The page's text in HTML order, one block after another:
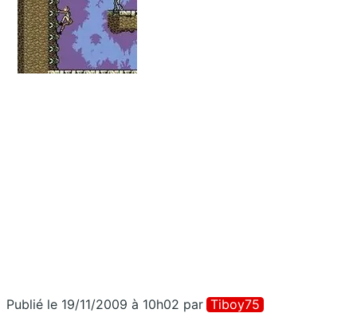
Publié le 19/11/2009 à 10h02 par Tiboy75